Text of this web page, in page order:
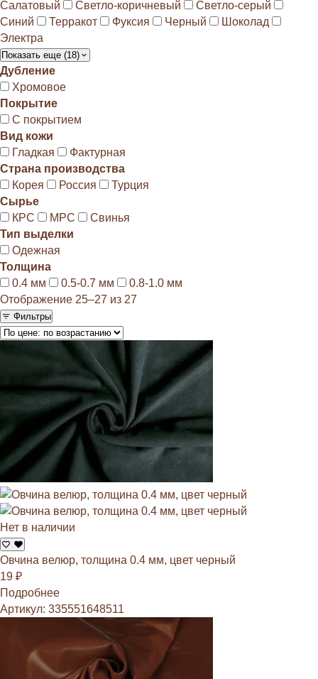
Салатовый
Светло-коричневый
Светло-серый
Синий
Терракот Фуксия Черный
Шоколад
Электра
Показать еще (18)
Дубление
Хромовое
Покрытие
С покрытием
Вид кожи
Гладкая
Фактурная
Страна производства
Корея
Россия
Турция
Сырье
КРС
МРС
Свинья
Тип выделки
Одежная
Толщина
0.4 мм
0.5-0.7 мм
0.8-1.0 мм
Отображение 25–27 из 27
Фильтры
Нет в наличии
Овчина велюр, толщина 0.4 мм, цвет черный
19 ₽
Подробнее
Артикул: 335551648511